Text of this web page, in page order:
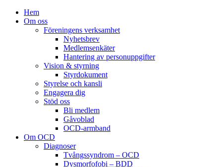
Hem
Om oss
Föreningens verksamhet
Nyhetsbrev
Medlemsenkäter
Hantering av personuppgifter
Vision & styrning
Styrdokument
Styrelse och kansli
Engagera dig
Stöd oss
Bli medlem
Gåvoblad
OCD-armband
Om OCD
Diagnoser
Tvångssyndrom – OCD
Dysmorfofobi – BDD